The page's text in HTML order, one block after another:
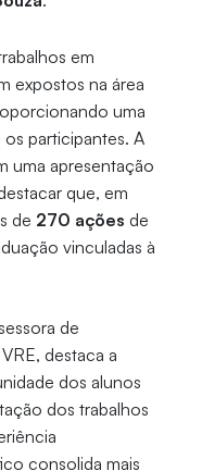
em
expostos na área
uma
participantes. A
uma apresentação
que, em
de 270 ações de
vinculadas à
de
destaca a
dos alunos
dos trabalhos
consolida mais